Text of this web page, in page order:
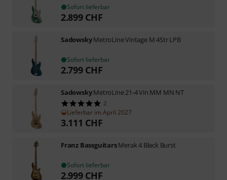
Sofort lieferbar
2.899 CHF
SadowskyMetroLine Vintage M 4Str LPB
Sofort lieferbar
2.799 CHF
SadowskyMetroLine 21-4 Vin MM MN NT
2
Lieferbar im April 2027
3.111 CHF
Franz BassguitarsMerak 4 Black Burst
Sofort lieferbar
2.999 CHF